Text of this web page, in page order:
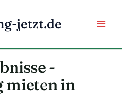
jetzt.de
-
mieten in